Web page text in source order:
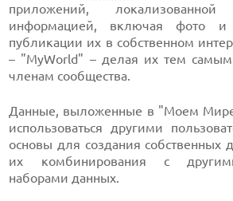
приложений,
информацией, включая фото
публикации их в собственном
– "MyWorld" – делая их тем
членам сообщества.
Данные, выложенные в "Моем
использоваться другими
основы для создания
их комбинирования с
наборами данных.